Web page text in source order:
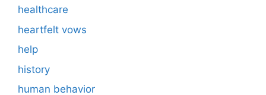
healthcare
heartfelt vows
help
history
human behavior